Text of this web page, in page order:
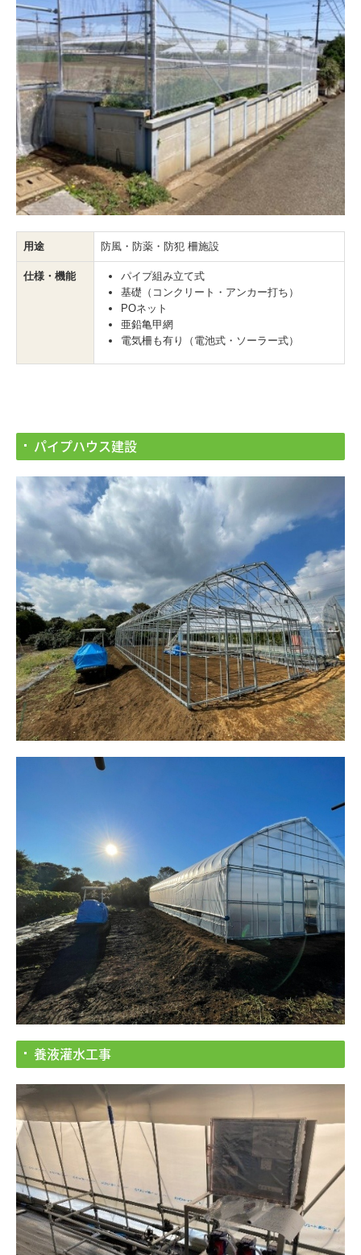
用途 防風・防薬・防犯 柵施設
仕様・機能
パイプ組み立て式
基礎（コンクリート・アンカー打ち）
POネット
亜鉛亀甲網
電気柵も有り（電池式・ソーラー式）
パイプハウス建設
養液灌水工事